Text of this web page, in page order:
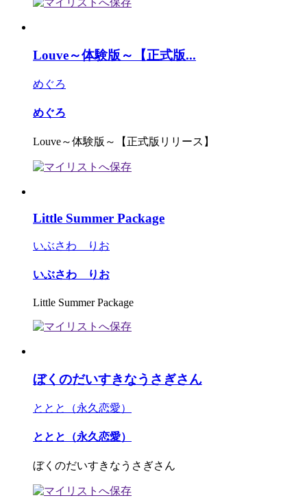
Louve～体験版～【正式版...
めぐろ
めぐろ
Louve～体験版～【正式版リリース】
Little Summer Package
いぶさわ りお
いぶさわ りお
Little Summer Package
ぼくのだいすきなうさぎさん
ととと（永久恋愛）
ととと（永久恋愛）
ぼくのだいすきなうさぎさん